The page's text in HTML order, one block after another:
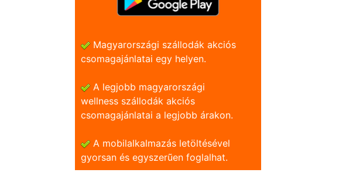
Magyarországi szállodák akciós
csomagajánlatai egy helyen.
A legjobb magyarországi
wellness szállodák akciós
csomagajánlatai a legjobb árakon.
A mobilalkalmazás letöltésével
gyorsan és egyszerũen foglalhat.